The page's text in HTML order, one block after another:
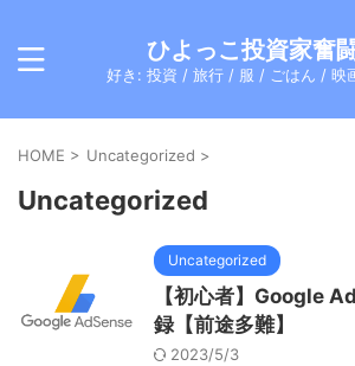
ひよっこ投資家奮
好き: 投資 / 旅行 / 服 / ごはん / 映
HOME > Uncategorized >
Uncategorized
Uncategorized
【初心者】Google
録【前途多難】
2023/5/3